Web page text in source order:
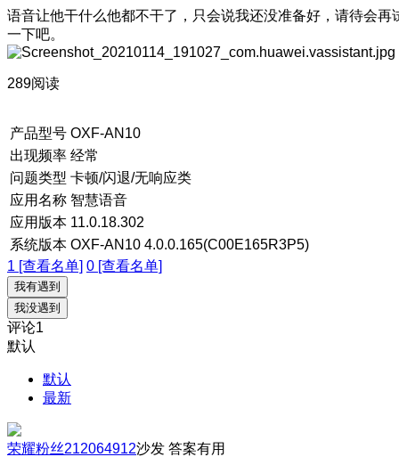
语音让他干什么他都不干了，只会说我还没准备好，请待会再
一下吧。
289阅读
产品型号 OXF-AN10
出现频率 经常
问题类型 卡顿/闪退/无响应类
应用名称 智慧语音
应用版本 11.0.18.302
系统版本 OXF-AN10 4.0.0.165(C00E165R3P5)
1 [查看名单] 0 [查看名单]
我有遇到
我没遇到
评论1
默认
默认
最新
荣耀粉丝212064912沙发 答案有用